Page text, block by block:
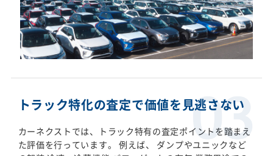
トラック特化の査定で価値を見逃さない
カーネクストでは、トラック特有の査定ポイントを踏まえ
た評価を行っています。 例えば、 ダンプやユニックなど